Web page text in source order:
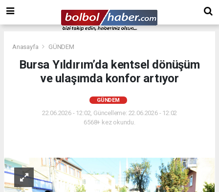
Anasayfa GÜNDEM
Bursa Yıldırım’da kentsel dönüşüm
ve ulaşımda konfor artıyor
GÜNDEM
22.06.2026 - 12:02, Güncelleme: 22.06.2026 - 12:02
6568+ kez okundu.